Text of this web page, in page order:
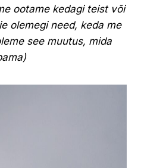
ootame kedagi teist või
olemegi need, keda me
see muutus, mida